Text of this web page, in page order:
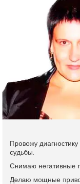
Провожу
судьбы.
Снимаю негативные
Делаю мощные